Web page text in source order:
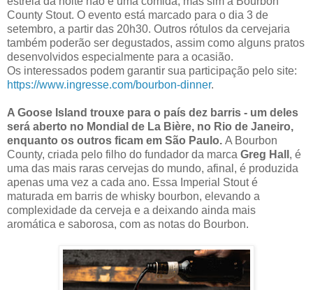
County Stout. O evento está marcado para o dia 3 de
setembro, a partir das 20h30. Outros rótulos da cervejaria
também poderão ser degustados, assim como alguns pratos
desenvolvidos especialmente para a ocasião.
Os interessados podem garantir sua participação pelo site:
https://www.ingresse.com/bourbon-dinner.
A Goose Island trouxe para o país dez barris - um deles
será aberto no Mondial de La Bière, no Rio de Janeiro,
enquanto os outros ficam em São Paulo. A Bourbon
County, criada pelo filho do fundador da marca Greg Hall , é
uma das mais raras cervejas do mundo, afinal, é produzida
apenas uma vez a cada ano. Essa Imperial Stout é
maturada em barris de whisky bourbon, elevando a
complexidade da cerveja e a deixando ainda mais
aromática e saborosa, com as notas do Bourbon.